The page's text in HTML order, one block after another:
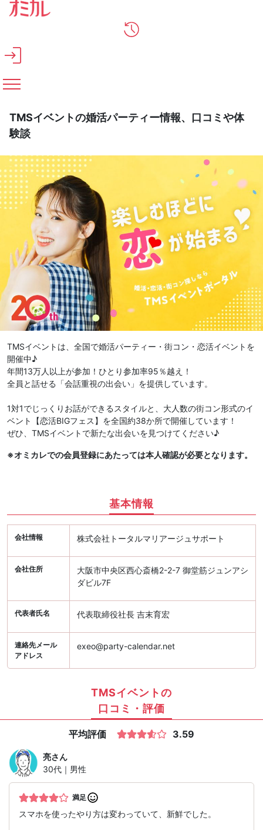
メインコンテンツへスキップ
TMSイベントの婚活パーティー情報、口コミや体
験談
TMSイベントは、全国で婚活パーティー・街コン・恋活イベントを
開催中♪
年間13万人以上が参加！ひとり参加率95％越え！
全員と話せる「会話重視の出会い」を提供しています。
1対1でじっくりお話ができるスタイルと、大人数の街コン形式のイ
ベント【恋活BIGフェス】を全国約38か所で開催しています！
ぜひ、TMSイベントで新たな出会いを見つけてください♪
※オミカレでの会員登録にあたっては本人確認が必要となります。
基本情報
会社情報 株式会社トータルマリアージュサポート
会社住所
大阪市中央区西心斎橋2-2-7 御堂筋ジュンアシ
ダビル7F
代表者氏名 代表取締役社長 吉末育宏
連絡先メール
アドレス
exeo@party-calendar.net
TMSイベントの
口コミ・評価
平均評価 3.59
亮さん
30代｜男性
満足
スマホを使ったやり方は変わっていて、新鮮でした。